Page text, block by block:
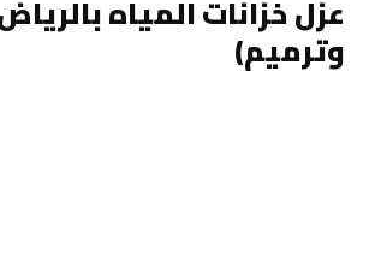
عزل خزانات المياه بالرياض
وترميم)